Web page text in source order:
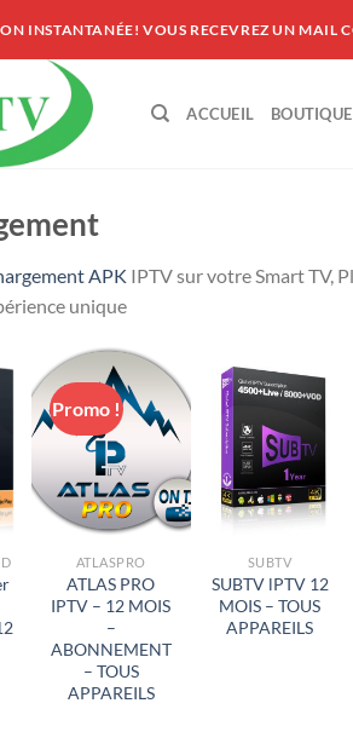
INSTANTANÉE! VOUS RECEVREZ UN MAIL
ACCUEIL BOUTIQUE
APK IPTV sur votre Smart TV,
unique
Promo !
ATLASPRO
ATLAS PRO
IPTV – 12 MOIS
–
ABONNEMENT
– TOUS
APPAREILS
SUBTV
SUBTV lPTV 12
MOIS – TOUS
APPAREILS